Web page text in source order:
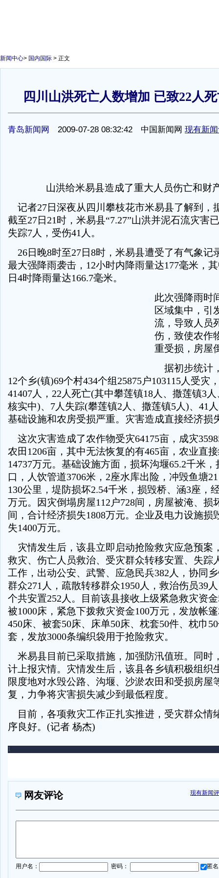
新闻中心> 国内国际 > 正文
四川山洪死亡人数增加 已致22人
青岛新闻网 2009-07-28 08:32:42 中国新闻网 现有新
山洪给米易县造成了重大人员伤亡和财
记者27日深夜从四川攀枝花市米易县了解到，
截至27日21时，米易县“7.27”山洪并泥石流灾害
失踪7人，受伤41人。
26日晚8时至27日8时，米易县遭受了有气象记
最大强降雨袭击，12小时内降雨量达177毫米，
日4时降雨量达166.7毫米。
此次强降雨时
区域集中，引
流，导致人员
伤，致使农作
重受损，房屋
据初步统计
12个乡(镇)69个村434个组25875户103115人受灾
41407人，22人死亡(其中攀莲镇18人、撒莲镇3
核实中)、7人失踪(攀莲镇2人、撒莲镇5人)、41
基础设施和农房受损严重。灾害造成直接经济损
这次灾害造成了农作物受灾64175亩，成灾
农田1206亩，其中无法恢复的有465亩，农业直
14737万元。基础设施方面，损坏沟堰65.2千米
口，人饮管道3706米，2座水库出险，冲毁鱼塘
130公里，堤防损坏2.54千米，损毁桥、涵3座，
万元。因灾倒塌房屋112户728间，房屋被淹、损
间，合计经济损失1808万元。企业及电力设施损
失1400万元。
灾情发生后，该县立即启动抢险救灾应急预案
救灾、伤亡人员救治、受灾群众转移安置、失踪
工作，出动公安、武警、应急民兵382人，协同
群众271人，疏散转移群众1950人，救治伤员39
个共安置252人。目前该县接收上级紧急救灾资
被1000床，紧急下拨救灾资金100万元，发放帐
450床、被套50床、床单50床、枕套50件、枕巾
套，发放3000条编织袋用于抢险救灾。
米易县目前已采取措施，加强防汛值班。同时
计上报灾情。灾情发生后，该县各乡镇积极组织
限度地对水毁公路、沟堰、沙淤农田和受损房屋
复，力争将灾害损失减少到最低程度。
目前，各项救灾工作正扎实推进，受灾群众情
序良好。(记者 杨杰)
现有新闻
网友评论
用户名： 密码： 匿